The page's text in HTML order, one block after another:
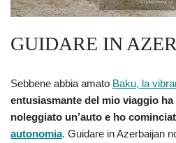
GUIDARE IN
Sebbene abbia amato Baku, la
entusiasmante del mio viaggio
noleggiato un’auto e ho
autonomia. Guidare in Azerbaijan